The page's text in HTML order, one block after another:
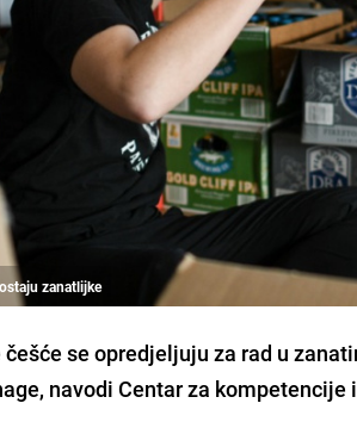
zanatlijke
se opredjeljuju za rad u
navodi Centar za kompetencije